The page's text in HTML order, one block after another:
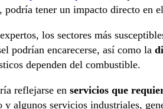
podría tener un impacto directo en el
los sectores más
podrían encarecerse, así como la
dependen del combustible.
reflejarse en servicios que
y algunos servicios industriales,